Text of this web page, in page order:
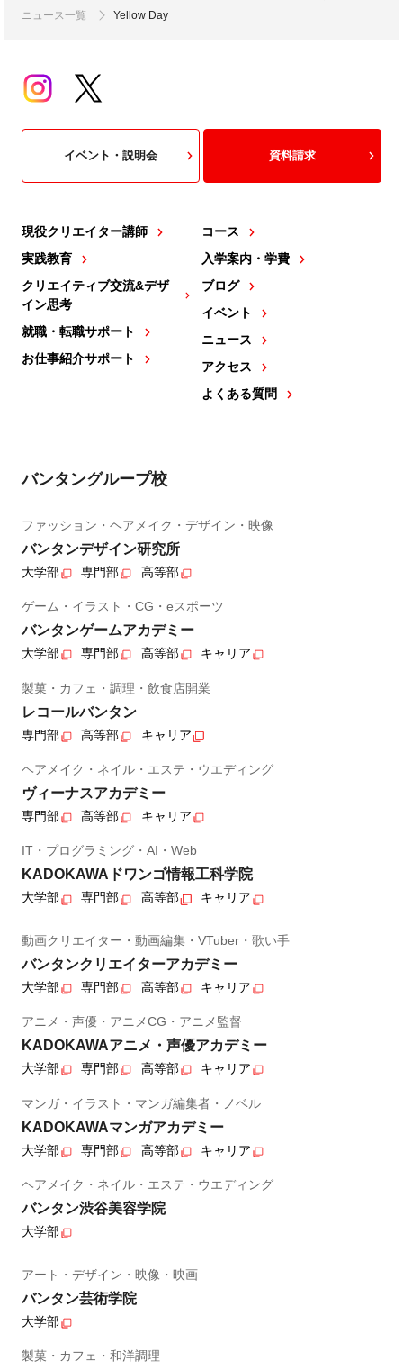
ニュース一覧
Yellow Day
現役クリエイター講師
実践教育
クリエイティブ交流&デザ
イン思考
就職・転職サポート
お仕事紹介サポート
コース
入学案内・学費
ブログ
イベント
ニュース
アクセス
よくある質問
イベント・説明会 資料請求
バンタングループ校
ファッション・ヘアメイク・デザイン・映像
バンタンデザイン研究所
大学部 専門部 高等部
ゲーム・イラスト・CG・eスポーツ
バンタンゲームアカデミー
大学部 専門部 高等部 キャリア
製菓・カフェ・調理・飲食店開業
レコールバンタン
専門部 高等部 キャリア
ヘアメイク・ネイル・エステ・ウエディング
ヴィーナスアカデミー
専門部 高等部 キャリア
IT・プログラミング・AI・Web
KADOKAWAドワンゴ情報工科学院
大学部 専門部 高等部 キャリア
動画クリエイター・動画編集・VTuber・歌い手
バンタンクリエイターアカデミー
大学部 専門部 高等部 キャリア
アニメ・声優・アニメCG・アニメ監督
KADOKAWAアニメ・声優アカデミー
大学部 専門部 高等部 キャリア
マンガ・イラスト・マンガ編集者・ノベル
KADOKAWAマンガアカデミー
大学部 専門部 高等部 キャリア
ヘアメイク・ネイル・エステ・ウエディング
バンタン渋谷美容学院
大学部
アート・デザイン・映像・映画
バンタン芸術学院
大学部
製菓・カフェ・和洋調理